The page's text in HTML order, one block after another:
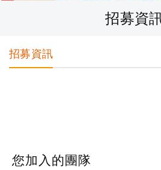
招募資
招募資訊
您加入的團隊